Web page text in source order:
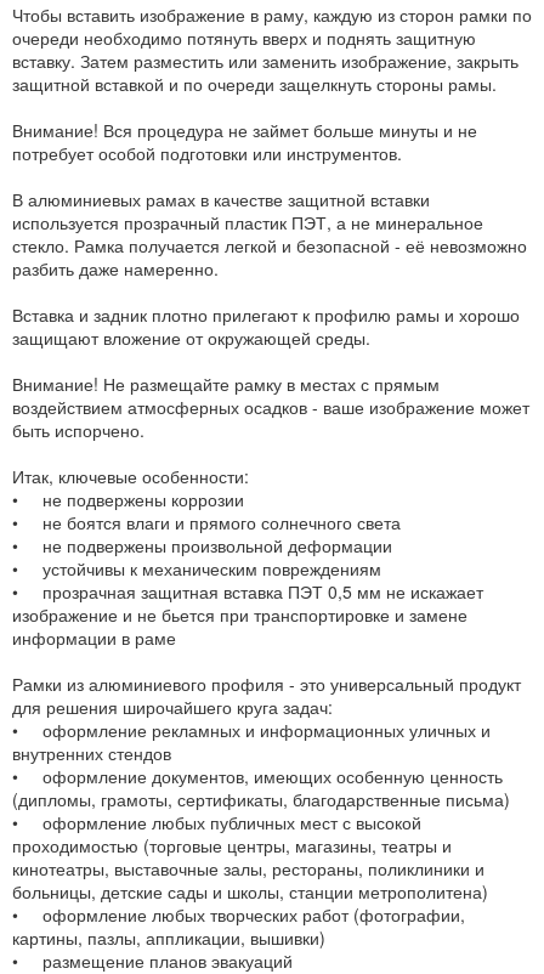
Чтобы вставить изображение в раму, каждую из сторон рамки по
очереди необходимо потянуть вверх и поднять защитную
вставку. Затем разместить или заменить изображение, закрыть
защитной вставкой и по очереди защелкнуть стороны рамы.
Внимание! Вся процедура не займет больше минуты и не
потребует особой подготовки или инструментов.
В алюминиевых рамах в качестве защитной вставки
используется прозрачный пластик ПЭТ, а не минеральное
стекло. Рамка получается легкой и безопасной - её невозможно
разбить даже намеренно.
Вставка и задник плотно прилегают к профилю рамы и хорошо
защищают вложение от окружающей среды.
Внимание! Не размещайте рамку в местах с прямым
воздействием атмосферных осадков - ваше изображение может
быть испорчено.
Итак, ключевые особенности:
• не подвержены коррозии
• не боятся влаги и прямого солнечного света
• не подвержены произвольной деформации
• устойчивы к механическим повреждениям
• прозрачная защитная вставка ПЭТ 0,5 мм не искажает
изображение и не бьется при транспортировке и замене
информации в раме
Рамки из алюминиевого профиля - это универсальный продукт
для решения широчайшего круга задач:
• оформление рекламных и информационных уличных и
внутренних стендов
• оформление документов, имеющих особенную ценность
(дипломы, грамоты, сертификаты, благодарственные письма)
• оформление любых публичных мест с высокой
проходимостью (торговые центры, магазины, театры и
кинотеатры, выставочные залы, рестораны, поликлиники и
больницы, детские сады и школы, станции метрополитена)
• оформление любых творческих работ (фотографии,
картины, пазлы, аппликации, вышивки)
• размещение планов эвакуаций